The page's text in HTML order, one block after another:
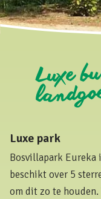
Luxe
Luxe park
Bosvillapark Eureka
beschikt over 5
om dit zo te houden.